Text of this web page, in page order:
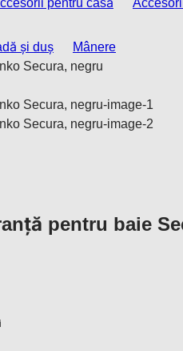
pentru casă
și duș Mânere
pentru baie